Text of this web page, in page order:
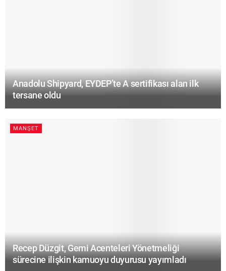
Anadolu Shipyard, EYDEP’te A sertifikası alan ilk
tersane oldu
MANŞET
Recep Düzgit, Gemi Acenteleri Yönetmeliği
sürecine ilişkin kamuoyu duyurusu yayımladı